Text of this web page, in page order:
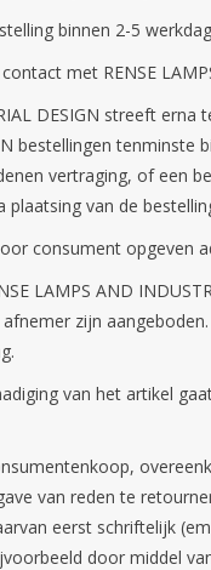
binnen 2-5
met RENSE
DESIGN streeft
bestellingen
vertraging, of een
plaatsing van de
consument opgeven
LAMPS AND
zijn
van het artikel
van reden te
eerst schriftelijk
door middel